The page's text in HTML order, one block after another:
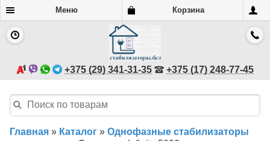
Меню Корзина
+375 (29) 341-31-35 +375 (17) 248-77-45
Главная » Каталог » Однофазные стабилизаторы